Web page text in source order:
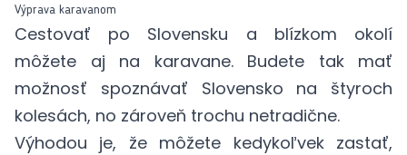
Výprava karavanom
Cestovať po Slovensku a blízkom okolí
môžete aj na karavane. Budete tak mať
možnosť spoznávať Slovensko na štyroch
kolesách, no zároveň trochu netradične.
Výhodou je, že môžete kedykoľvek zastať,